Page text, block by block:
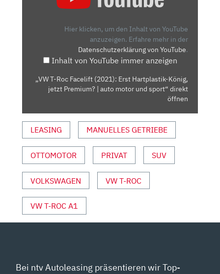
KÖNIG,
JETZT
PREMIUM?
MOTOR
UND
SPORT“
VON
ANZEIGEN
Hier klicken, um den Inhalt von YouTube
anzuzeigen. Erfahre mehr in der
Datenschutzerklärung von YouTube.
Inhalt von YouTube immer anzeigen
„VW T-Roc Facelift (2021): Erst Hartplastik-König,
jetzt Premium? | auto motor und sport“ direkt
öffnen
LEASING MANUELLES GETRIEBE
OTTOMOTOR PRIVAT SUV
VOLKSWAGEN VW T-ROC
VW T-ROC A1
Bei ntv Autoleasing präsentieren wir Top-